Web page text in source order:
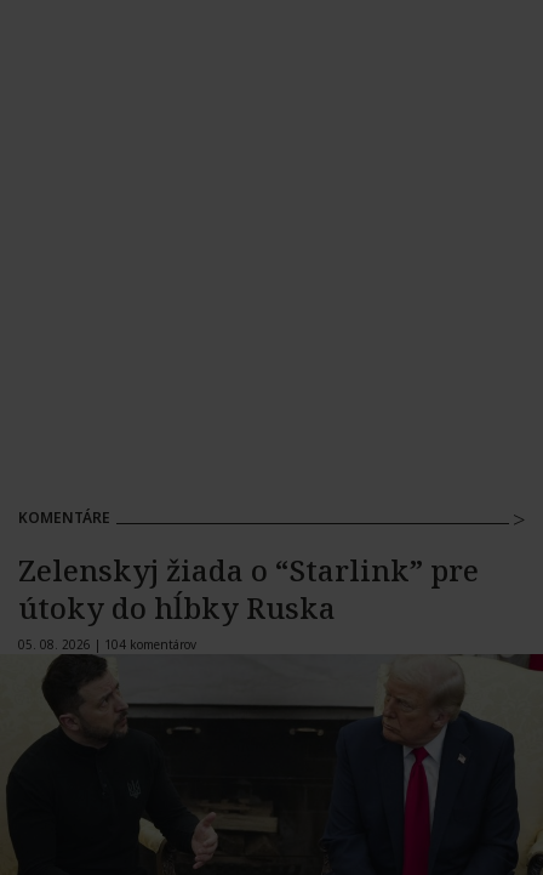
KOMENTÁRE
Zelenskyj žiada o “Starlink” pre
útoky do hĺbky Ruska
05. 08. 2026 | 104 komentárov